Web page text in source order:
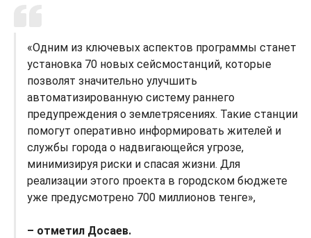
«Одним из ключевых аспектов программы станет
установка 70 новых сейсмостанций, которые
позволят значительно улучшить
автоматизированную систему раннего
предупреждения о землетрясениях. Такие станции
помогут оперативно информировать жителей и
службы города о надвигающейся угрозе,
минимизируя риски и спасая жизни. Для
реализации этого проекта в городском бюджете
уже предусмотрено 700 миллионов тенге»,
– отметил Досаев.